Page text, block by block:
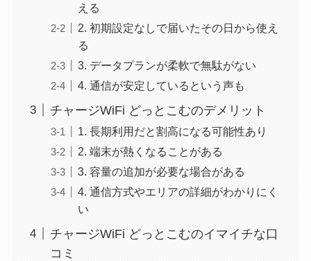
える
2. 初期設定なしで届いたその日から使え
る
3. データプランが柔軟で無駄がない
4. 通信が安定しているという声も
チャージWiFi どっとこむのデメリット
1. 長期利用だと割高になる可能性あり
2. 端末が熱くなることがある
3. 容量の追加が必要な場合がある
4. 通信方式やエリアの詳細がわかりにく
い
チャージWiFi どっとこむのイマイチな口
コミ